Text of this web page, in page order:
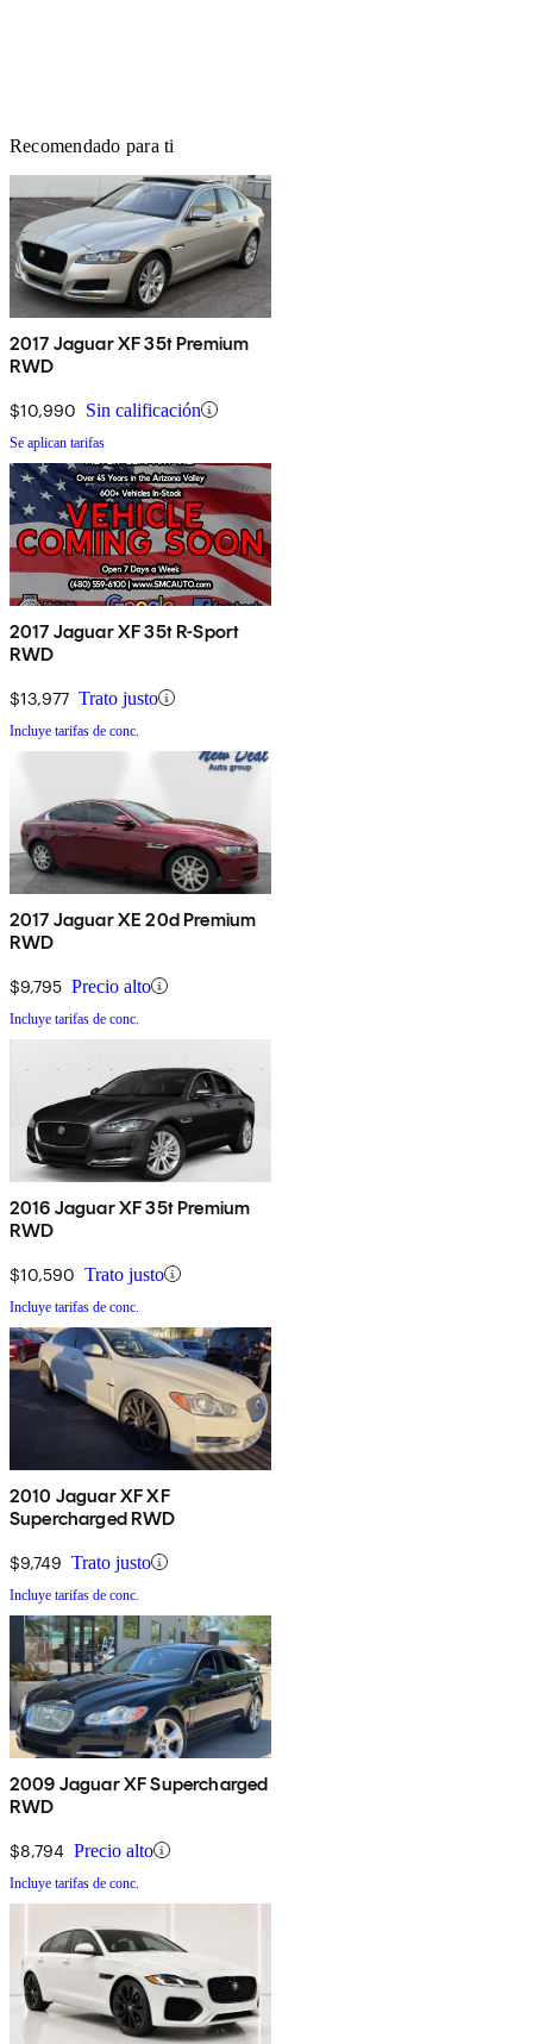
Recomendado para ti
2017 Jaguar XF 35t Premium
RWD
$10,990 Sin calificación
Se aplican tarifas
2017 Jaguar XF 35t R-Sport
RWD
$13,977 Trato justo
Incluye tarifas de conc.
2017 Jaguar XE 20d Premium
RWD
$9,795 Precio alto
Incluye tarifas de conc.
2016 Jaguar XF 35t Premium
RWD
$10,590 Trato justo
Incluye tarifas de conc.
2010 Jaguar XF XF
Supercharged RWD
$9,749 Trato justo
Incluye tarifas de conc.
2009 Jaguar XF Supercharged
RWD
$8,794 Precio alto
Incluye tarifas de conc.